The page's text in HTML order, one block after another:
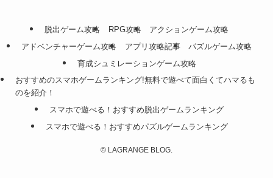
脱出ゲーム攻略 RPG攻略
アクションゲーム攻略
アドベンチャーゲーム攻略
アプリ攻略記事
パズルゲーム攻略
育成シュミレーションゲーム攻略
おすすめのスマホゲームランキング!無料で遊べて面白くてハマるも
のを紹介！
スマホで遊べる！おすすめ脱出ゲームランキング
スマホで遊べる！おすすめパズルゲームランキング
© LAGRANGE BLOG.